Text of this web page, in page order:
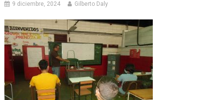
9 diciembre, 2024 Gilberto Daly